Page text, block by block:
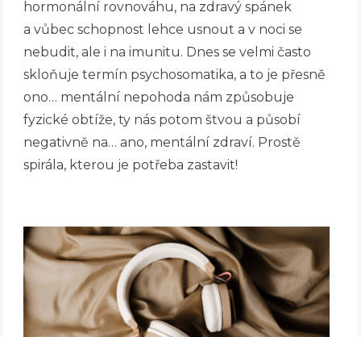
hormonální rovnováhu, na zdravý spánek
a vůbec schopnost lehce usnout a v noci se
nebudit, ale i na imunitu. Dnes se velmi často
skloňuje termín psychosomatika, a to je přesně
ono… mentální nepohoda nám způsobuje
fyzické obtíže, ty nás potom štvou a působí
negativně na… ano, mentální zdraví. Prostě
spirála, kterou je potřeba zastavit!